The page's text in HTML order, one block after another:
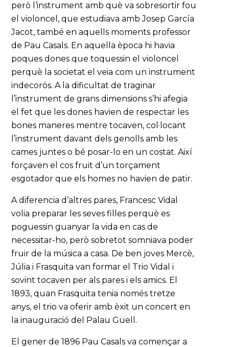
però l‘instrument amb què va sobresortir fou
el violoncel, que estudiava amb Josep García
Jacot, també en aquells moments professor
de Pau Casals. En aquella època hi havia
poques dones que toquessin el violoncel
perquè la societat el veia com un instrument
indecorós. A la dificultat de traginar
l’instrument de grans dimensions s’hi afegia
el fet que les dones havien de respectar les
bones maneres mentre tocaven, col·locant
l’instrument davant dels genolls amb les
cames juntes o bé posar-lo en un costat. Així
forçaven el cos fruit d’un torçament
esgotador que els homes no havien de patir.
A diferencia d’altres pares, Francesc Vidal
volia preparar les seves filles perquè es
poguessin guanyar la vida en cas de
necessitar-ho, però sobretot somniava poder
fruir de la música a casa. De ben joves Mercè,
Júlia i Frasquita van formar el Trio Vidal i
sovint tocaven per als pares i els amics. El
1893, quan Frasquita tenia només tretze
anys, el trio va oferir amb èxit un concert en
la inauguració del Palau Güell.
El gener de 1896 Pau Casals va començar a